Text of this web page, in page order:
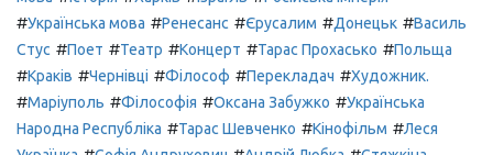
#Українська мова #Ренесанс #Єрусалим #Донецьк #Василь
Стус #Поет #Театр #Концерт #Тарас Прохасько #Польща
#Краків #Чернівці #Філософ #Перекладач #Художник.
#Маріуполь #Філософія #Оксана Забужко #Українська
Народна Республіка #Тарас Шевченко #Кінофільм #Леся